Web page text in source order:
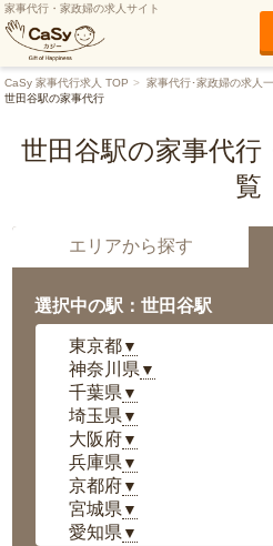
家事代行・家政婦の求人サイト
CaSy 家事代行求人 TOP 家事代行･家政婦の求人
世田谷駅の家事代行
世田谷駅の家事代行
覧
エリアから探す
選択中の駅：世田谷駅
東京都▼
神奈川県 ▼
千葉県 ▼
埼玉県 ▼
大阪府▼
兵庫県 ▼
京都府▼
宮城県 ▼
愛知県 ▼